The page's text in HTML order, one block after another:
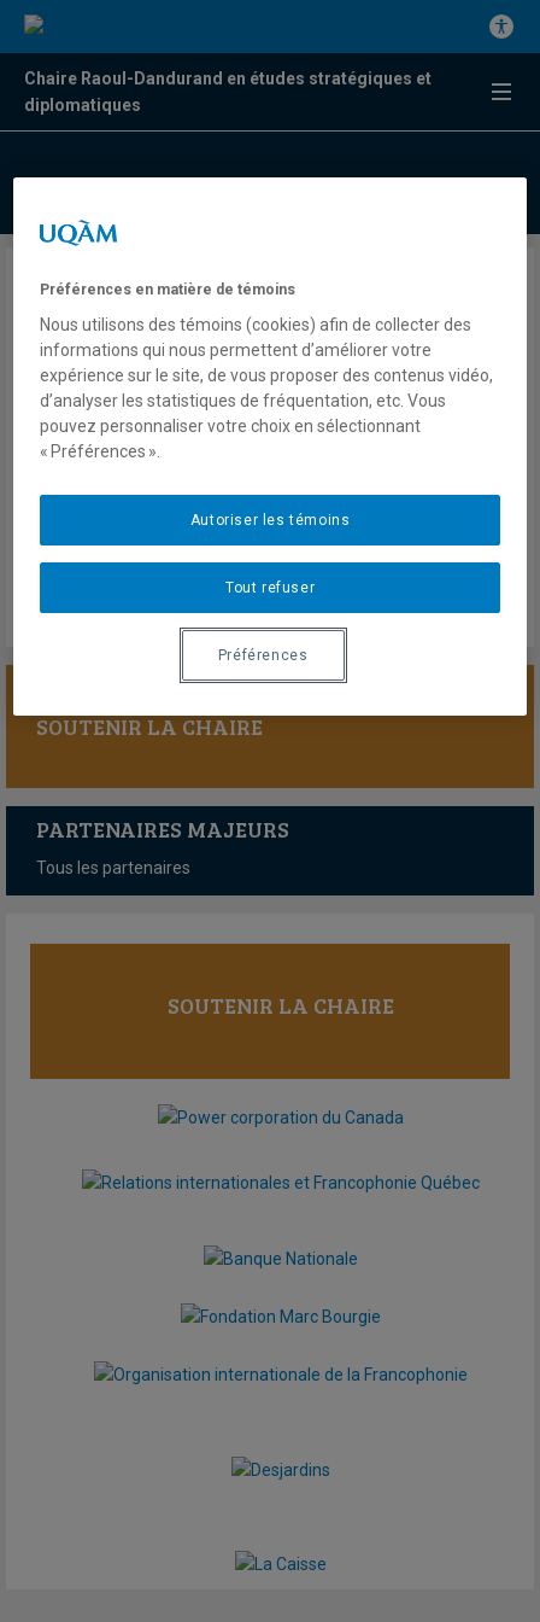
Chaire Raoul-Dandurand en études stratégiques et
diplomatiques
Donald Trump traite Kaitlan
Collins de journaliste
«corrompue»
Valérie Beaudoin
98,5 FM
Le Québec maintenant
Jeudi 4 juin 2026
SOUTENIR LA CHAIRE
PARTENAIRES MAJEURS
Tous les partenaires
SOUTENIR LA CHAIRE
Préférences en matière de témoins
Nous utilisons des témoins (cookies) afin de collecter des
informations qui nous permettent d’améliorer votre
expérience sur le site, de vous proposer des contenus vidéo,
d’analyser les statistiques de fréquentation, etc. Vous
pouvez personnaliser votre choix en sélectionnant
« Préférences ».
Tout refuser
Autoriser les témoins
Préférences